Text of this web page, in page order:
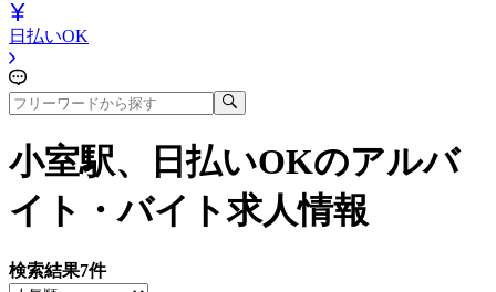
日払いOK
小室駅、日払いOKのアルバ
イト・バイト求人情報
検索結果7件